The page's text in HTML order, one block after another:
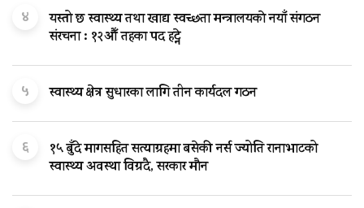
४
यस्तो छ स्वास्थ्य तथा खाद्य स्वच्छता मन्त्रालयकाे नयाँ संगठन
संरचना : १२औँ तहका पद हट्ने
५ स्वास्थ्य क्षेत्र सुधारका लागि तीन कार्यदल गठन
६
१५ बुँदे मागसहित सत्याग्रहमा बसेकी नर्स ज्योति रानाभाटको
स्वास्थ्य अवस्था विग्रदै, सरकार मौन